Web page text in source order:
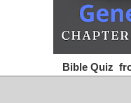
Bible Quiz